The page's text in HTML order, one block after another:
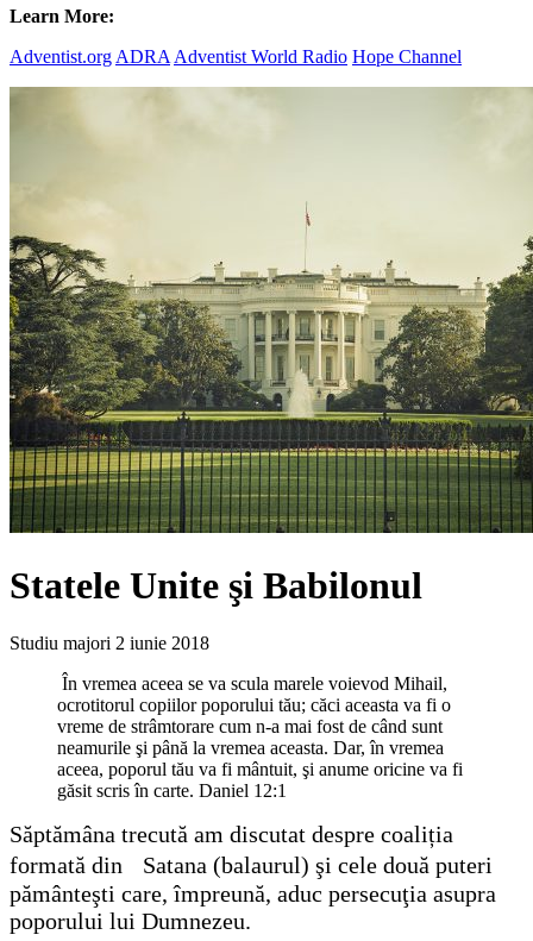
Learn More:
Adventist.org ADRA Adventist World Radio Hope Channel
Statele Unite şi Babilonul
Studiu majori 2 iunie 2018
În vremea aceea se va scula marele voievod Mihail,
ocrotitorul copiilor poporului tău; căci aceasta va fi o
vreme de strâmtorare cum n-a mai fost de când sunt
neamurile şi până la vremea aceasta. Dar, în vremea
aceea, poporul tău va fi mântuit, şi anume oricine va fi
găsit scris în carte. Daniel 12:1
Săptămâna trecută am discutat despre coaliția
formată din Satana (balaurul) şi cele două puteri
pământeşti care, împreună, aduc persecuţia asupra
poporului lui Dumnezeu.